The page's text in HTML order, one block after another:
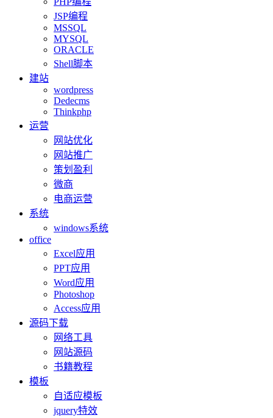
JSP编程
MSSQL
MYSQL
ORACLE
Shell脚本
建站
wordpress
Dedecms
Thinkphp
运营
网站优化
网站推广
策划盈利
微商
电商运营
系统
windows系统
office
Excel应用
PPT应用
Word应用
Photoshop
Access应用
源码下载
网络工具
网站源码
书籍教程
模板
自适应模板
jquery特效